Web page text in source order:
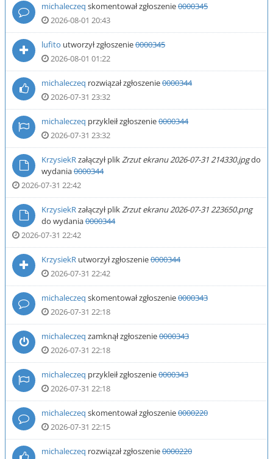
michaleczeq skomentował zgłoszenie0000345
2026-08-01 20:43
lufito utworzył zgłoszenie0000345
2026-08-01 01:22
michaleczeq rozwiązał zgłoszenie0000344
2026-07-31 23:32
michaleczeq przykleił zgłoszenie0000344
2026-07-31 23:32
KrzysiekRzałączył plikZrzut ekranu 2026-07-31 214330.jpgdo
wydania0000344
2026-07-31 22:42
KrzysiekRzałączył plikZrzut ekranu 2026-07-31 223650.png
do wydania0000344
2026-07-31 22:42
KrzysiekR utworzył zgłoszenie0000344
2026-07-31 22:42
michaleczeq skomentował zgłoszenie0000343
2026-07-31 22:18
michaleczeq zamknął zgłoszenie0000343
2026-07-31 22:18
michaleczeq przykleił zgłoszenie0000343
2026-07-31 22:18
michaleczeq skomentował zgłoszenie0000220
2026-07-31 22:15
michaleczeq rozwiązał zgłoszenie0000220